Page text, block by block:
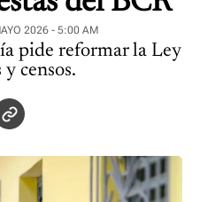
2026 - 5:00 AM
pide reformar la Ley
censos.